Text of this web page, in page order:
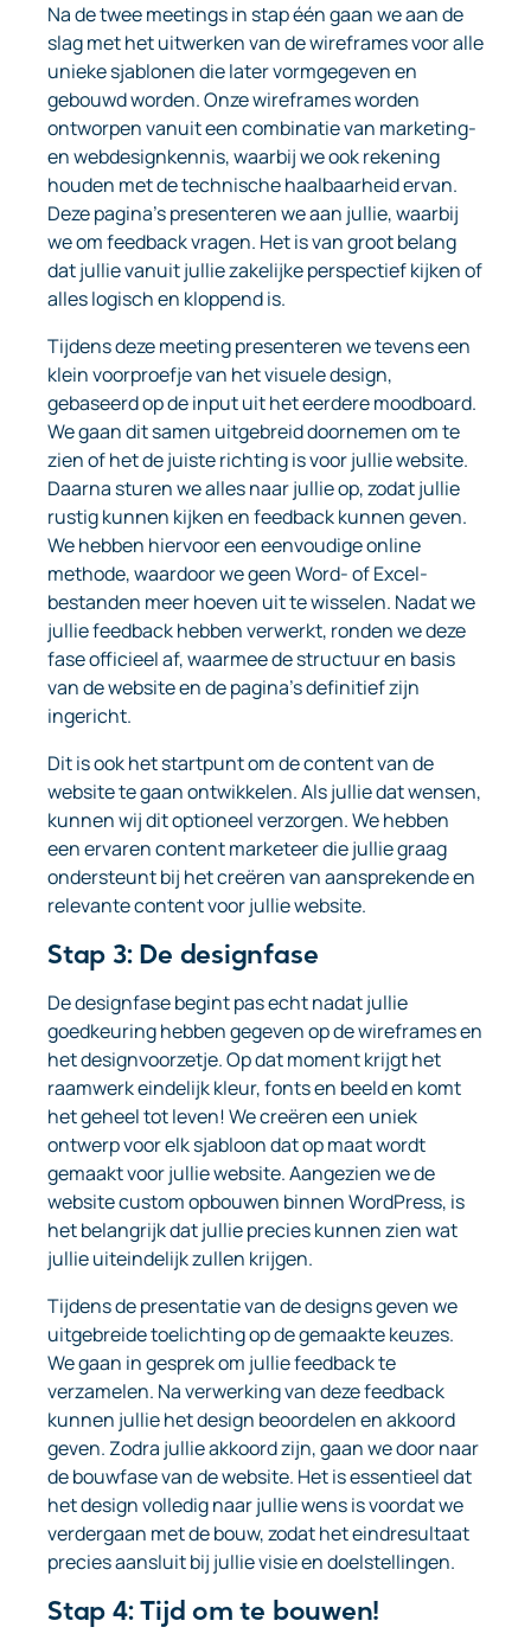
Na de twee meetings in stap één gaan we aan de
slag met het uitwerken van de wireframes voor alle
unieke sjablonen die later vormgegeven en
gebouwd worden. Onze wireframes worden
ontworpen vanuit een combinatie van marketing-
en webdesignkennis, waarbij we ook rekening
houden met de technische haalbaarheid ervan.
Deze pagina’s presenteren we aan jullie, waarbij
we om feedback vragen. Het is van groot belang
dat jullie vanuit jullie zakelijke perspectief kijken of
alles logisch en kloppend is.
Tijdens deze meeting presenteren we tevens een
klein voorproefje van het visuele design,
gebaseerd op de input uit het eerdere moodboard.
We gaan dit samen uitgebreid doornemen om te
zien of het de juiste richting is voor jullie website.
Daarna sturen we alles naar jullie op, zodat jullie
rustig kunnen kijken en feedback kunnen geven.
We hebben hiervoor een eenvoudige online
methode, waardoor we geen Word- of Excel-
bestanden meer hoeven uit te wisselen. Nadat we
jullie feedback hebben verwerkt, ronden we deze
fase officieel af, waarmee de structuur en basis
van de website en de pagina’s definitief zijn
ingericht.
Dit is ook het startpunt om de content van de
website te gaan ontwikkelen. Als jullie dat wensen,
kunnen wij dit optioneel verzorgen. We hebben
een ervaren content marketeer die jullie graag
ondersteunt bij het creëren van aansprekende en
relevante content voor jullie website.
Stap 3: De designfase
De designfase begint pas echt nadat jullie
goedkeuring hebben gegeven op de wireframes en
het designvoorzetje. Op dat moment krijgt het
raamwerk eindelijk kleur, fonts en beeld en komt
het geheel tot leven! We creëren een uniek
ontwerp voor elk sjabloon dat op maat wordt
gemaakt voor jullie website. Aangezien we de
website custom opbouwen binnen WordPress, is
het belangrijk dat jullie precies kunnen zien wat
jullie uiteindelijk zullen krijgen.
Tijdens de presentatie van de designs geven we
uitgebreide toelichting op de gemaakte keuzes.
We gaan in gesprek om jullie feedback te
verzamelen. Na verwerking van deze feedback
kunnen jullie het design beoordelen en akkoord
geven. Zodra jullie akkoord zijn, gaan we door naar
de bouwfase van de website. Het is essentieel dat
het design volledig naar jullie wens is voordat we
verdergaan met de bouw, zodat het eindresultaat
precies aansluit bij jullie visie en doelstellingen.
Stap 4: Tijd om te bouwen!